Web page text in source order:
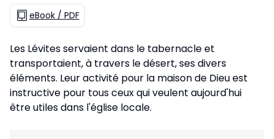
eBook / PDF
Les Lévites servaient dans le tabernacle et
transportaient, à travers le désert, ses divers
éléments. Leur activité pour la maison de Dieu est
instructive pour tous ceux qui veulent aujourd'hui
être utiles dans l'église locale.